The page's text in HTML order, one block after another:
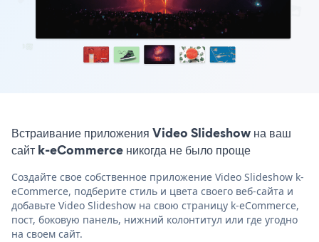
Встраивание приложения Video Slideshow на ваш
сайт k-eCommerce никогда не было проще
Создайте свое собственное приложение Video Slideshow k-
eCommerce, подберите стиль и цвета своего веб-сайта и
добавьте Video Slideshow на свою страницу k-eCommerce,
пост, боковую панель, нижний колонтитул или где угодно
на своем сайт.